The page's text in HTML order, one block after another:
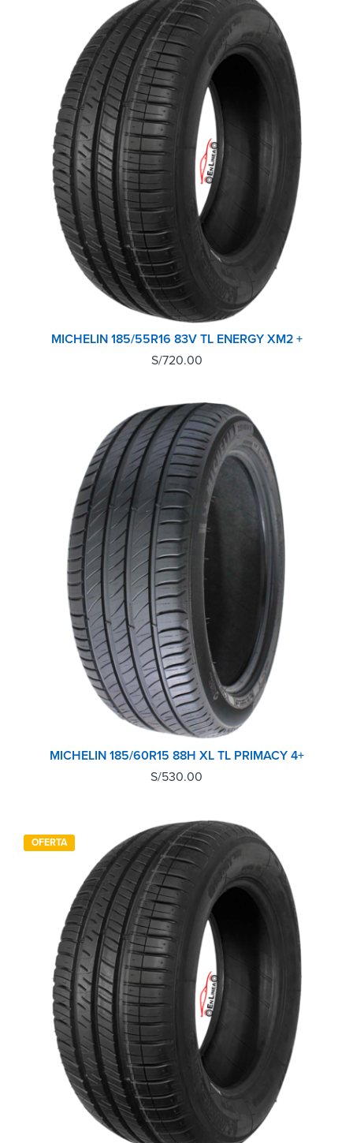
MICHELIN 185/55R16 83V TL ENERGY XM2 +
S/720.00
MICHELIN 185/60R15 88H XL TL PRIMACY 4+
S/530.00
OFERTA